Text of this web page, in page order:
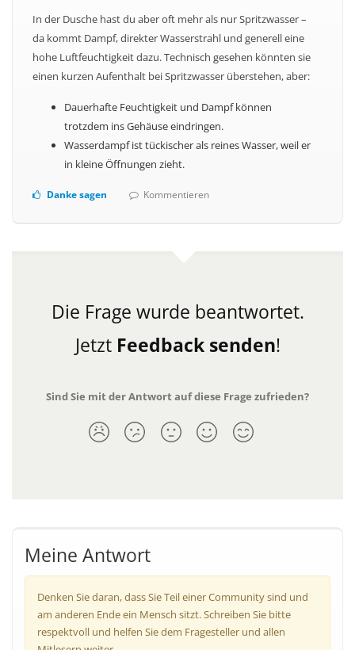
In der Dusche hast du aber oft mehr als nur Spritzwasser –
da kommt Dampf, direkter Wasserstrahl und generell eine
hohe Luftfeuchtigkeit dazu. Technisch gesehen könnten sie
einen kurzen Aufenthalt bei Spritzwasser überstehen, aber:
Dauerhafte Feuchtigkeit und Dampf können
trotzdem ins Gehäuse eindringen.
Wasserdampf ist tückischer als reines Wasser, weil er
in kleine Öffnungen zieht.
Danke sagen Kommentieren
Die Frage wurde beantwortet.
Jetzt Feedback senden!
Sind Sie mit der Antwort auf diese Frage zufrieden?
Meine Antwort
Denken Sie daran, dass Sie Teil einer Community sind und
am anderen Ende ein Mensch sitzt. Schreiben Sie bitte
respektvoll und helfen Sie dem Fragesteller und allen